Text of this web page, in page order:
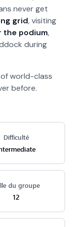
never get
grid, visiting
the podium,
during
world-class
before.
Difficulté
du groupe
12